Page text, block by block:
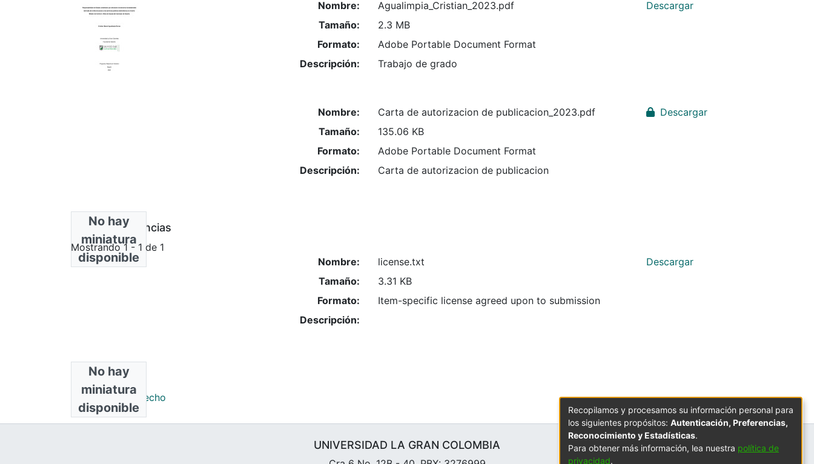
Nombre:
Agualimpia_Cristian_2023.pdf
Tamaño:
2.3 MB
Formato:
Adobe Portable Document Format
Descripción:
Trabajo de grado
Descargar
No hay
miniatura
disponible
Nombre:
Carta de autorizacion de publicacion_2023.pdf
Tamaño:
135.06 KB
Formato:
Adobe Portable Document Format
Descripción:
Carta de autorizacion de publicacion
Descargar
Bloque de licencias
Mostrando1 - 1 de 1
No hay
miniatura
disponible
Nombre:
license.txt
Tamaño:
3.31 KB
Formato:
Item-specific license agreed upon to submission
Descripción:
Descargar
Colecciones
Maestría en Derecho
UNIVERSIDAD LA GRAN COLOMBIA
Recopilamos y procesamos su información personal para
los siguientes propósitos: Autenticación, Preferencias,
Reconocimiento y Estadísticas.
Para obtener más información, lea nuestra política de
privacidad.